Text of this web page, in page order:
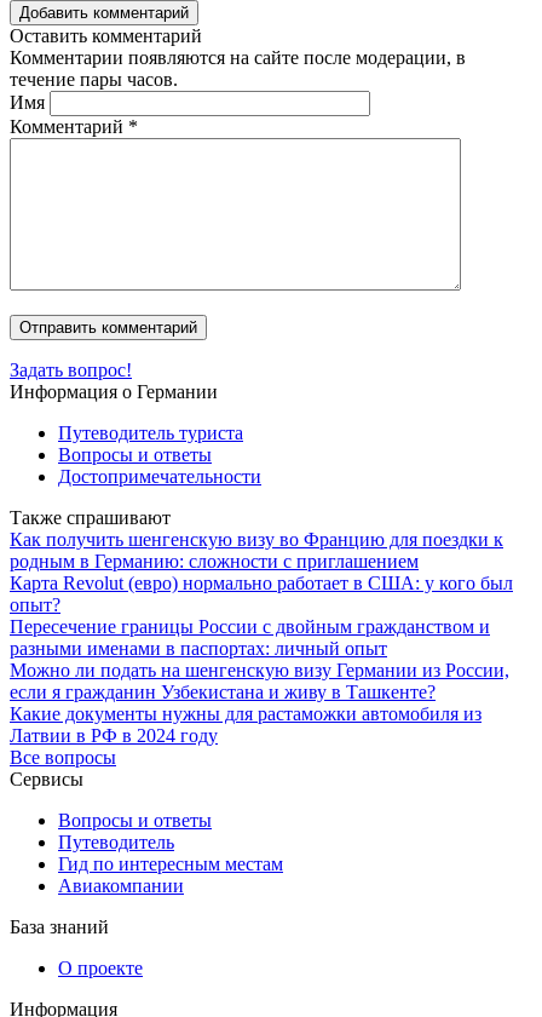
Добавить комментарий
Оставить комментарий
Комментарии появляются на сайте после модерации, в
течение пары часов.
Имя
Комментарий *
Задать вопрос!
Информация о Германии
Путеводитель туриста
Вопросы и ответы
Достопримечательности
Также спрашивают
Как получить шенгенскую визу во Францию для поездки к
родным в Германию: сложности с приглашением
Карта Revolut (евро) нормально работает в США: у кого был
опыт?
Пересечение границы России с двойным гражданством и
разными именами в паспортах: личный опыт
Можно ли подать на шенгенскую визу Германии из России,
если я гражданин Узбекистана и живу в Ташкенте?
Какие документы нужны для растаможки автомобиля из
Латвии в РФ в 2024 году
Все вопросы
Сервисы
Вопросы и ответы
Путеводитель
Гид по интересным местам
Авиакомпании
База знаний
О проекте
Информация